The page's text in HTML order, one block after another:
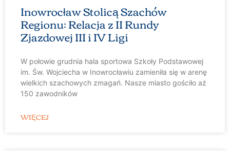
Inowrocław Stolicą Szachów
Regionu: Relacja z II Rundy
Zjazdowej III i IV Ligi
W połowie grudnia hala sportowa Szkoły Podstawowej
im. Św. Wojciecha w Inowrocławiu zamieniła się w arenę
wielkich szachowych zmagań. Nasze miasto gościło aż
150 zawodników
WIĘCEJ